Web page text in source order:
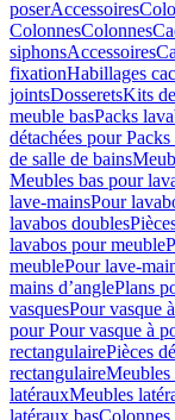
poserAccessoires
ColonnesColonnes
siphonsAccessoires
fixationHabillages
jointsDosseretsKits
meuble basPacks
détachées pour
de salle de bains
Meubles bas pour
lave-mainsPour
lavabos doubles
lavabos pour meuble
meublePour lave-
mains d’anglePlans
vasquesPour vasque
pour Pour vasque à
rectangulairePièces
rectangulaireMeubles
latérauxMeubles
latéraux basColonnes